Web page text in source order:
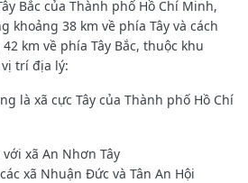
Bắc của Thành phố Hồ Chí Minh,
khoảng 38 km về phía Tây và cách
km về phía Tây Bắc, thuộc khu
trí địa lý:
là xã cực Tây của Thành phố Hồ Chí
xã An Nhơn Tây
xã Nhuận Đức và Tân An Hội